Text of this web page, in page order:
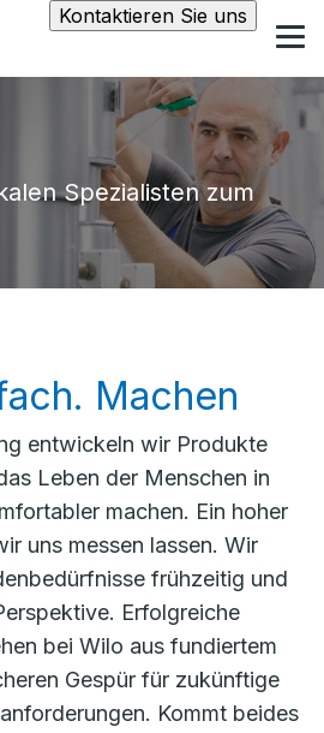
Kontaktieren Sie uns
Spezialisten zum
Machen
entwickeln wir Produkte
Leben der Menschen in
machen. Ein hoher
uns messen lassen. Wir
frühzeitig und
Erfolgreiche
bei Wilo aus fundiertem
Gespür für zukünftige
Kommt beides